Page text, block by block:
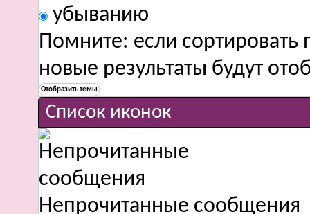
убыванию
Помните: если
новые результаты будут
Список иконок
Непрочитанные сообщения